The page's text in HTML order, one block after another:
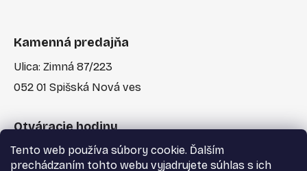
Tento web používa súbory cookie. Ďalším
prechádzaním tohto webu vyjadrujete súhlas s ich
Kamenná predajňa
Ulica: Zimná 87/223
052 01 Spišská Nová ves
Otváracie hodiny
Po-Pia: 7:30 - 17:00